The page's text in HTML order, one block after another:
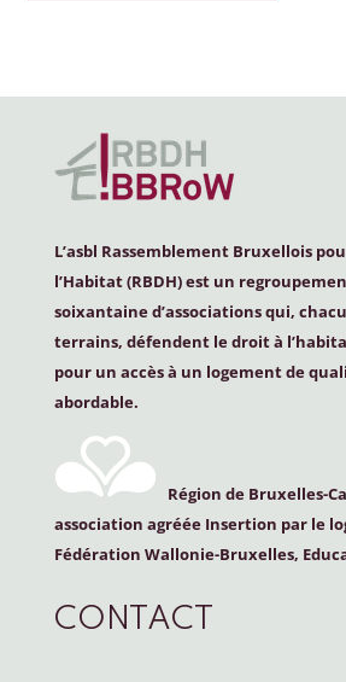
L’asbl Rassemblement Bruxellois
l’Habitat (RBDH) est un
soixantaine d’associations qui,
terrains, défendent le droit à
pour un accès à un logement de
abordable.
Région de Bruxelles-
association agréée Insertion par le
Fédération Wallonie-Bruxelles,
CONTACT